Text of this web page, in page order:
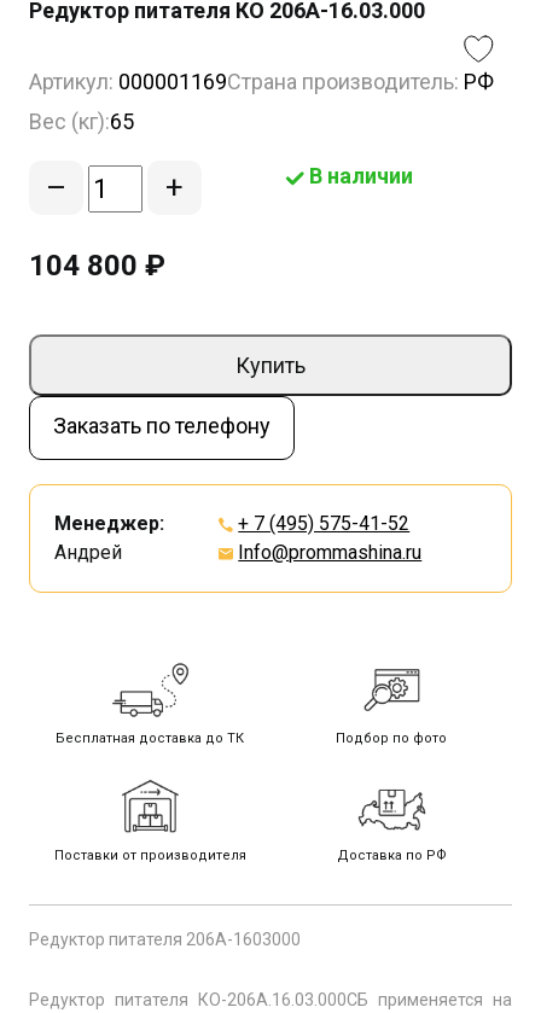
Редуктор питателя КО 206А-16.03.000
Артикул: 000001169Страна производитель: РФ
Вес (кг):65
– + В наличии
104 800 ₽
Купить
Заказать по телефону
Менеджер:
Андрей
+ 7 (495) 575-41-52
Info@prommashina.ru
Бесплатная доставка до ТК Подбор по фото
Поставки от производителя Доставка по РФ
Редуктор питателя 206А-1603000
Редуктор питателя КО-206А.16.03.000СБ применяется на